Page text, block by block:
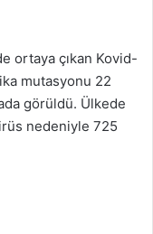
ortaya çıkan Kovid-
mutasyonu 22
görüldü. Ülkede
nedeniyle 725